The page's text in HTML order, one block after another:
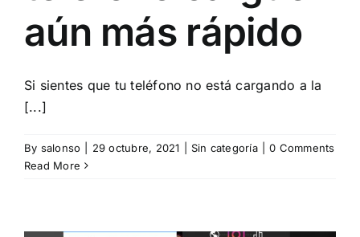
aún más rápido
Si sientes que tu teléfono no está cargando a la
[...]
By salonso 29 octubre, 2021 Sin categoría
0 Comments
Read More